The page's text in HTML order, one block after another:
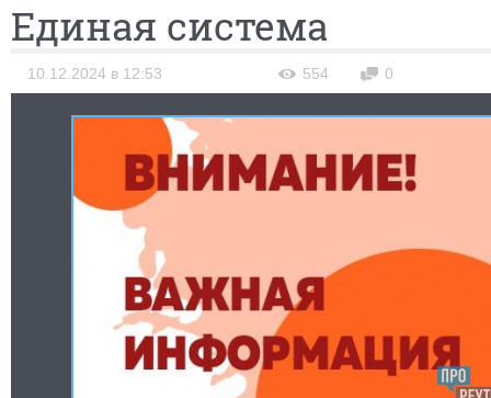
Единая система
10.12.2024 в 12:53 554 0